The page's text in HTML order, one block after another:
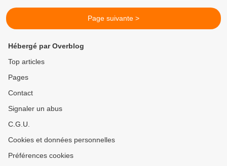
Page suivante >
Hébergé par Overblog
Top articles
Pages
Contact
Signaler un abus
C.G.U.
Cookies et données personnelles
Préférences cookies